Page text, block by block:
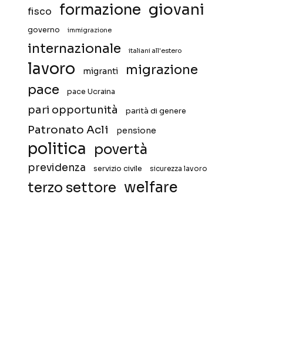
fisco formazione giovani
governo immigrazione
internazionale italiani all'estero
lavoro migranti
migrazione
pace
pace Ucraina
pari opportunità parità di genere
Patronato Acli pensione
politica povertà
previdenza servizio civile sicurezza lavoro
terzo settore welfare